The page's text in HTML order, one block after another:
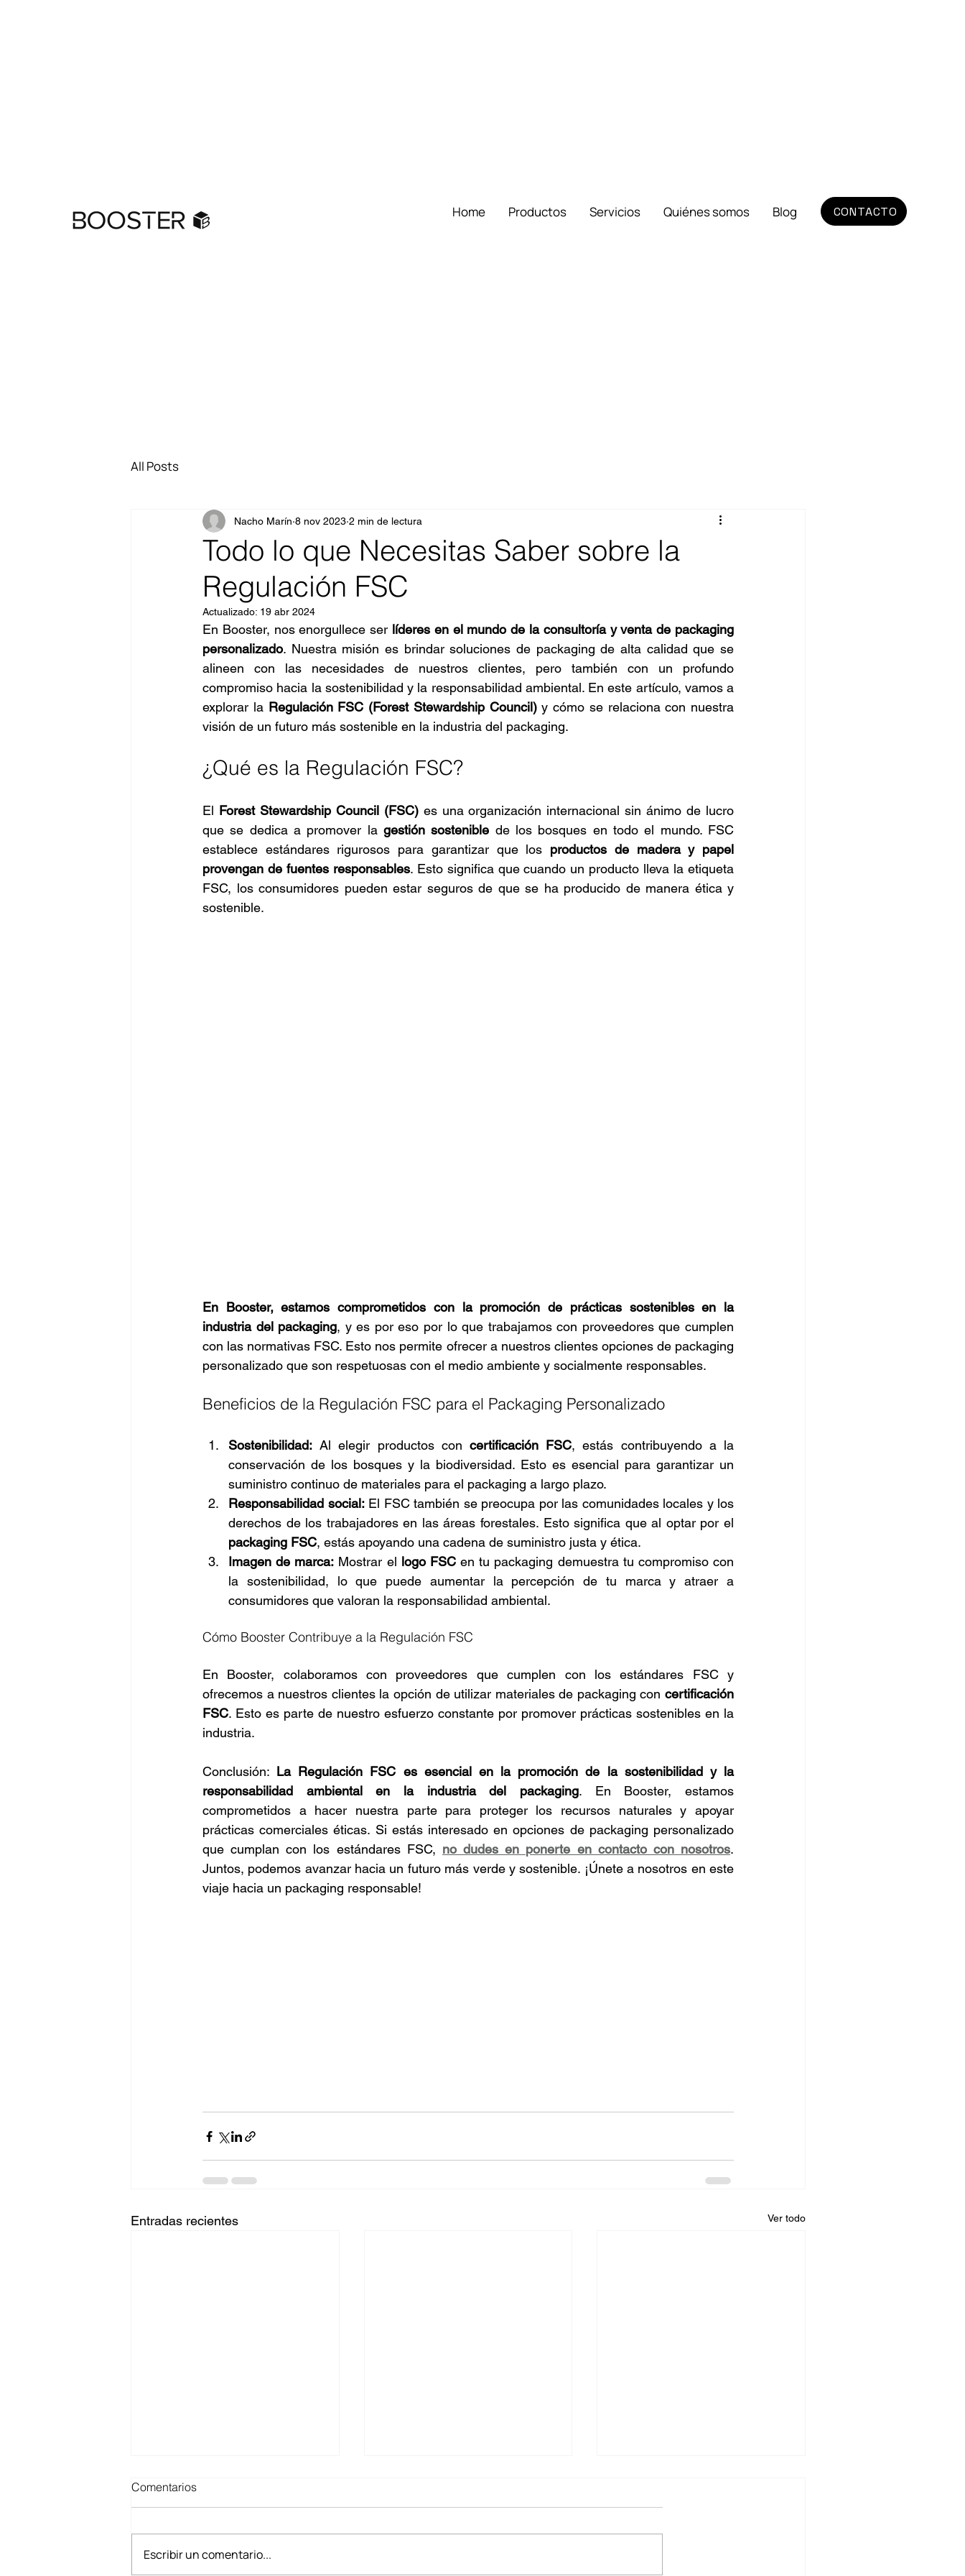
CONTACTO
Home Productos Servicios Quiénes somos Blog
All Posts
Todo lo que Necesitas Saber sobre la
Regulación FSC
Nacho Marín 8 nov 2023 2 min de lectura
Actualizado: 19 abr 2024
En Booster, nos enorgullece ser líderes en el mundo de la consultoría y venta de packaging
personalizado. Nuestra misión es brindar soluciones de packaging de alta calidad que se
alineen con las necesidades de nuestros clientes, pero también con un profundo
compromiso hacia la sostenibilidad y la responsabilidad ambiental. En este artículo, vamos a
explorar la Regulación FSC (Forest Stewardship Council) y cómo se relaciona con nuestra
visión de un futuro más sostenible en la industria del packaging.
¿Qué es la Regulación FSC?
El Forest Stewardship Council (FSC) es una organización internacional sin ánimo de lucro
que se dedica a promover la gestión sostenible de los bosques en todo el mundo. FSC
establece estándares rigurosos para garantizar que los productos de madera y papel
provengan de fuentes responsables. Esto significa que cuando un producto lleva la etiqueta
FSC, los consumidores pueden estar seguros de que se ha producido de manera ética y
sostenible.
En Booster, estamos comprometidos con la promoción de prácticas sostenibles en la
industria del packaging, y es por eso por lo que trabajamos con proveedores que cumplen
con las normativas FSC. Esto nos permite ofrecer a nuestros clientes opciones de packaging
personalizado que son respetuosas con el medio ambiente y socialmente responsables.
Beneficios de la Regulación FSC para el Packaging Personalizado
Sostenibilidad: Al elegir productos con certificación FSC, estás contribuyendo a la
conservación de los bosques y la biodiversidad. Esto es esencial para garantizar un
suministro continuo de materiales para el packaging a largo plazo.
Responsabilidad social: El FSC también se preocupa por las comunidades locales y los
packaging FSC, estás apoyando una cadena de suministro justa y ética.
Imagen de marca: Mostrar el logo FSC en tu packaging demuestra tu compromiso con
la sostenibilidad, lo que puede aumentar la percepción de tu marca y atraer a
consumidores que valoran la responsabilidad ambiental.
Cómo Booster Contribuye a la Regulación FSC
En Booster, colaboramos con proveedores que cumplen con los estándares FSC y
ofrecemos a nuestros clientes la opción de utilizar materiales de packaging con certificación
FSC. Esto es parte de nuestro esfuerzo constante por promover prácticas sostenibles en la
industria.
Conclusión: La Regulación FSC es esencial en la promoción de la sostenibilidad y la
responsabilidad ambiental en la industria del packaging. En Booster, estamos
comprometidos a hacer nuestra parte para proteger los recursos naturales y apoyar
prácticas comerciales éticas. Si estás interesado en opciones de packaging personalizado
que cumplan con los estándares FSC, no dudes en ponerte en contacto con nosotros.
Juntos, podemos avanzar hacia un futuro más verde y sostenible. ¡Únete a nosotros en este
viaje hacia un packaging responsable!
Entradas recientes Ver todo
Comentarios
Escribir un comentario...